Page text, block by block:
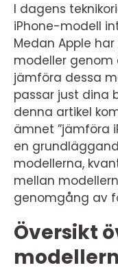
I dagens
iPhone-modell
Medan Apple
modeller genom
jämföra dessa
passar just dina
denna artikel
ämnet ”jämföra
en
modellerna,
mellan
genomgång av
Översikt